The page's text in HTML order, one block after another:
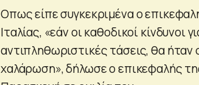
Οπως είπε συγκεκριμένα ο
Ιταλίας, «εάν οι καθοδικοί κίνδυνοι
αντιπληθωριστικές τάσεις, θα ήταν
χαλάρωση», δήλωσε ο επικεφαλής